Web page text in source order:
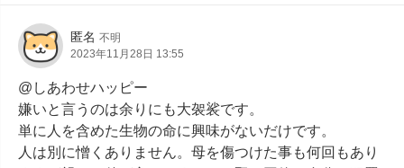
匿名 不明
2023年11月28日 13:55
@しあわせハッピー
嫌いと言うのは余りにも大袈裟です。
単に人を含めた生物の命に興味がないだけです。
人は別に憎くありません。母を傷つけた事も何回もあり